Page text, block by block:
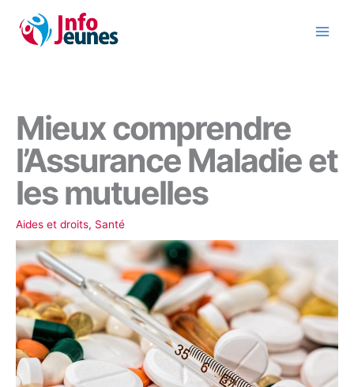
contenu
Mieux comprendre
l’Assurance Maladie et
les mutuelles
Aides et droits, Santé